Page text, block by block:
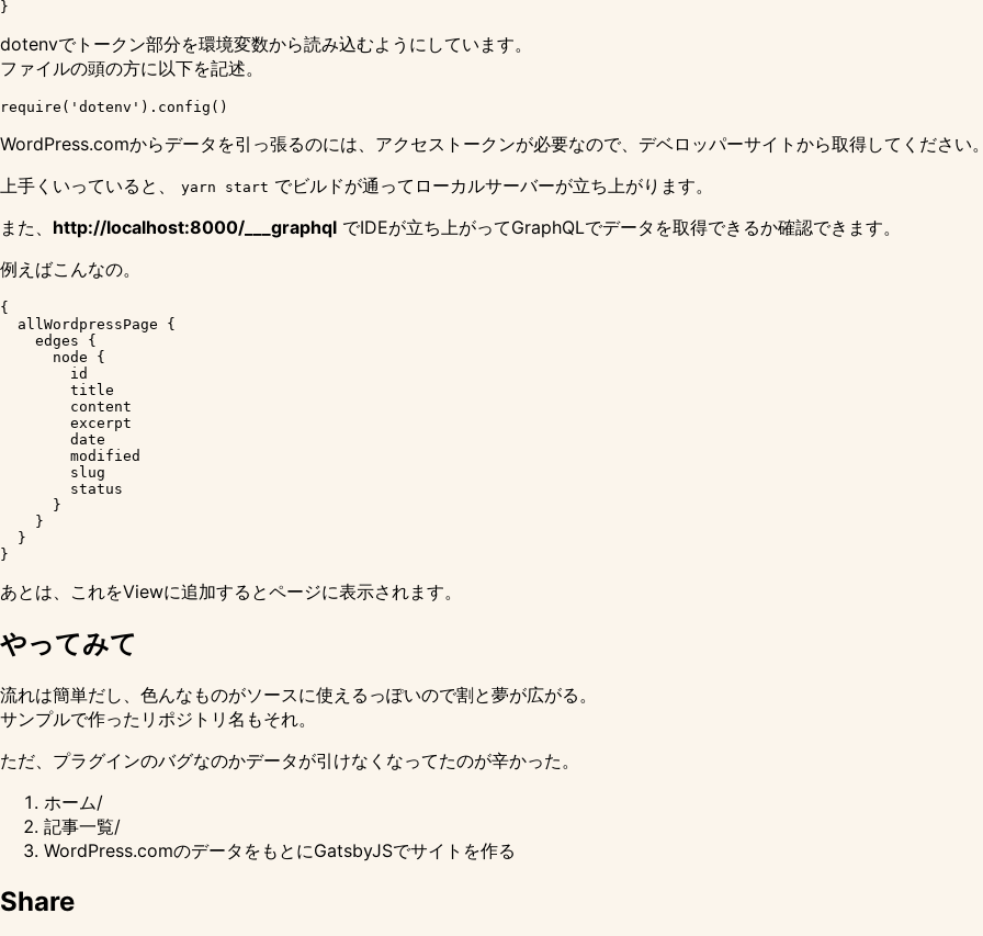
dotenvでトークン部分を環境変数から読み込むようにしています。
ファイルの頭の方に以下を記述。
WordPress.comからデータを引っ張るのには、アクセストークンが必要なので、 デベロッパーサイト から取得してください
上手くいっていると、
yarn start でビルドが通ってローカルサーバーが立ち上がります。
また、 http://localhost:8000/___graphql でIDEが立ち上がってGraphQLでデータを取得できるか確認できます。
例えばこんなの。
{
  allWordpressPage {
    edges {
      node {
        id
        title
        content
        excerpt
        date
        modified
        slug
        status
      }
    }
  }
あとは、これをViewに追加するとページに表示されます。
やってみて
流れは簡単だし、色んなものがソースに使えるっぽいので割と夢が広がる。
サンプルで作ったリポジトリ名もそれ。
ただ、プラグインのバグなのかデータが引けなくなってたのが辛かった。
ホーム/
記事一覧/
WordPress.comのデータをもとにGatsbyJSでサイトを作る
Share